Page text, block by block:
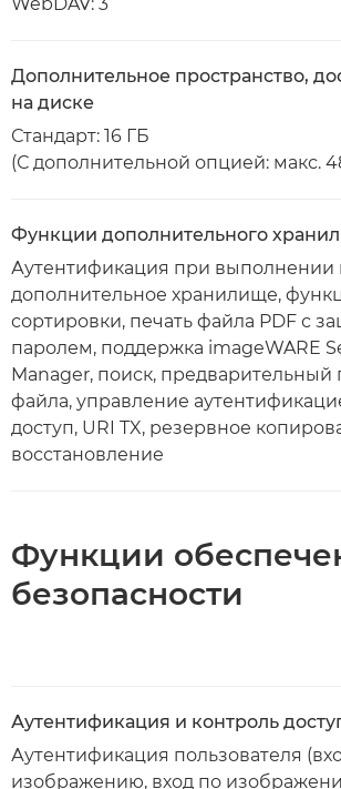
Дополнительное пространство,
на диске
Стандарт: 16 ГБ
(С дополнительной опцией: макс.
Функции дополнительного
Аутентификация при выполнении
дополнительное хранилище,
сортировки, печать файла PDF с
паролем, поддержка imageWARE
Manager, поиск, предварительный
файла, управление
доступ, URI TX, резервное
восстановление
Функции
безопасности
Аутентификация и контроль
Аутентификация пользователя
изображению, вход по